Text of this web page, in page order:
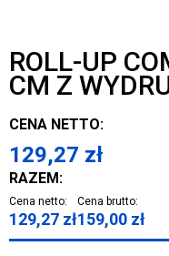
ROLL-UP
CM Z
CENA NETTO:
129,27 zł
RAZEM:
Cena netto:
129,27 zł
Cena brutto:
159,00 zł